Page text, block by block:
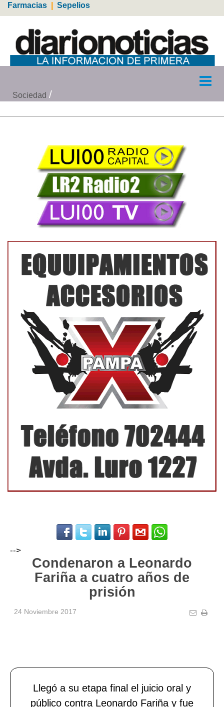
Farmacias Sepelios
Sociedad
-->
Condenaron a Leonardo
Fariña a cuatro años de
prisión
24 Noviembre 2017
Llegó a su etapa final el juicio oral y
público contra Leonardo Fariña y fue